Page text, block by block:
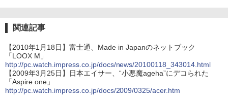
関連記事
【2010年1月18日】富士通、Made in Japanのネットブック
「LOOX M」
http://pc.watch.impress.co.jp/docs/news/20100118_343014.html
【2009年3月25日】日本エイサー、“小悪魔ageha”にデコられた
「Aspire one」
http://pc.watch.impress.co.jp/docs/2009/0325/acer.htm